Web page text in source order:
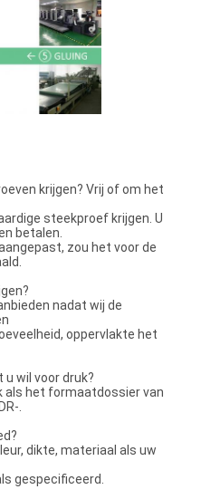
krijgen? Vrij of om het
steekproef krijgen. U
betalen.
zou het voor de
nadat wij de
oppervlakte het
wil voor druk?
als het formaatdossier van
.
dikte, materiaal als uw
gespecificeerd.